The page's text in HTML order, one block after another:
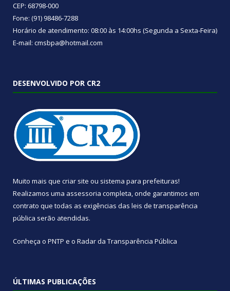
CEP: 68798-000
Fone: (91) 98486-7288
Horário de atendimento: 08:00 às 14:00hs (Segunda a Sexta-Feira)
E-mail: cmsbpa@hotmail.com
DESENVOLVIDO POR CR2
Muito mais que criar site ou sistema para prefeituras!
Realizamos uma assessoria completa, onde garantimos em
contrato que todas as exigências das leis de transparência
pública serão atendidas.
Conheça o PNTP e o Radar da Transparência Pública
ÚLTIMAS PUBLICAÇÕES